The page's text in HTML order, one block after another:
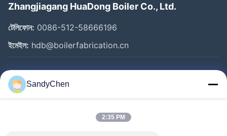
Zhangjiagang HuaDong Boiler Co., Ltd.
টেলিফোন: 0086-512-58666196
ইমেইল: hdb@boilerfabrication.cn
গুরুত্বপূর্ণ সংযোগ
বাড়ি
SandyChen
2:35 PM